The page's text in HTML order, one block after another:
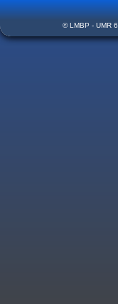
© LMBP - UMR